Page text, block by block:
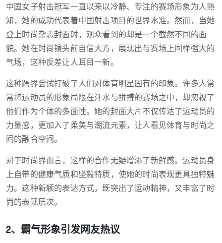
中国女子射击冠军一直以来以冷静、专注的赛场形象为人熟
知，她的成功代表着中国射击项目的世界水准。然而，当她
登上时尚杂志封面时，观众看到的却是一个截然不同的面
貌。她在时尚镜头前自信大方，展现出与赛场上同样强大的
气场，这种反差让人耳目一新。
这种跨界尝试打破了人们对体育明星固有的印象。许多人常
常将运动员的形象局限在汗水与拼搏的赛场之中，却忽视了
他们作为个体的多面性。她的封面大片不仅传达了运动员的
力量感，更加入了柔美与潮流元素，让人看见体育与时尚之
间的融合空间。
对于时尚界而言，这样的合作无疑增添了新鲜感。运动员身
上自带的健康气质和坚毅特质，使她的时尚表现更具独特魅
力。这种新颖的表达方式，既突出了运动精神，又丰富了时
尚的表现层次。
2、霸气形象引发网友热议